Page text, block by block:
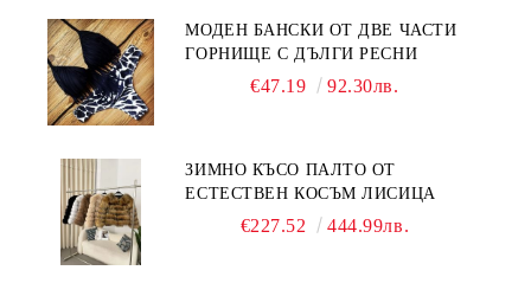
МОДЕН БАНСКИ ОТ ДВЕ ЧАСТИ
ГОРНИЩЕ С ДЪЛГИ РЕСНИ
€47.19 92.30лв.
ЗИМНО КЪСО ПАЛТО ОТ
ЕСТЕСТВЕН КОСЪМ ЛИСИЦА
€227.52 444.99лв.